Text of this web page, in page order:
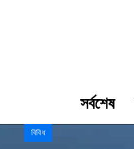
সর্বশেষ
বিবিধ